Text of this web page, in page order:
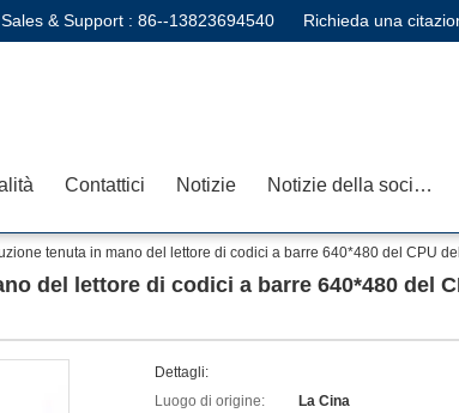
Sales & Support : 86--13823694540 Richieda una
Contattici Notizie Notizie della società
tenuta in mano del lettore di codici a barre 640*480 del CPU
del lettore di codici a barre 640*480 del
Dettagli:
Luogo di origine:
La Cina